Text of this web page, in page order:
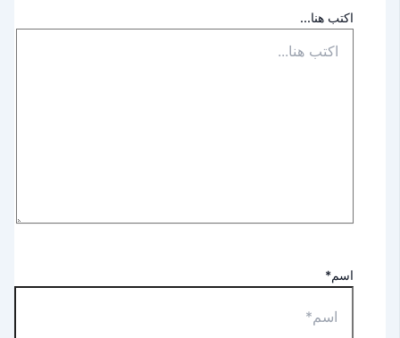
اكتب هنا...
اسم*